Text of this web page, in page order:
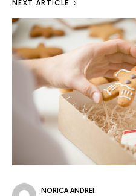
NEXT ARTICLE
NORICA ANDREI